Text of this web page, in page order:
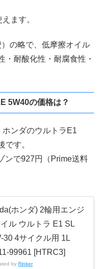
ます。
の略で、低摩擦オイル
・耐酸化性・耐腐食性・
5W40の価格は？
ンダのウルトラE1
です。
ンで927円（Prime送料
ホンダ) 2輪用エンジ
ル ウルトラ E1 SL
30 4サイクル用 1L
99961 [HTRC3]
by Rinker